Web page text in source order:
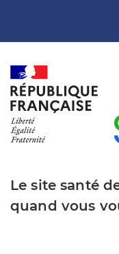
Le site santé
quand vous